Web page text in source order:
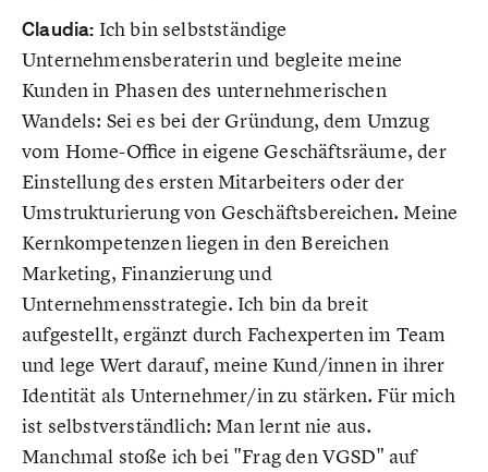
Claudia: Ich bin selbstständige
Unternehmensberaterin und begleite meine
Kunden in Phasen des unternehmerischen
Wandels: Sei es bei der Gründung, dem Umzug
vom Home-Office in eigene Geschäftsräume, der
Einstellung des ersten Mitarbeiters oder der
Umstrukturierung von Geschäftsbereichen. Meine
Kernkompetenzen liegen in den Bereichen
Marketing, Finanzierung und
Unternehmensstrategie. Ich bin da breit
aufgestellt, ergänzt durch Fachexperten im Team
und lege Wert darauf, meine Kund/innen in ihrer
Identität als Unternehmer/in zu stärken. Für mich
ist selbstverständlich: Man lernt nie aus.
Manchmal stoße ich bei "Frag den VGSD" auf